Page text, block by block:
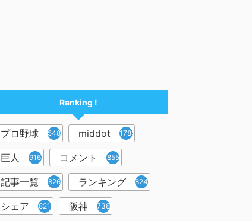
Ranking !
プロ野球 5480 middot 1785
巨人 916 コメント 855
記事一覧 826 ランキング 824
シェア 821 阪神 738